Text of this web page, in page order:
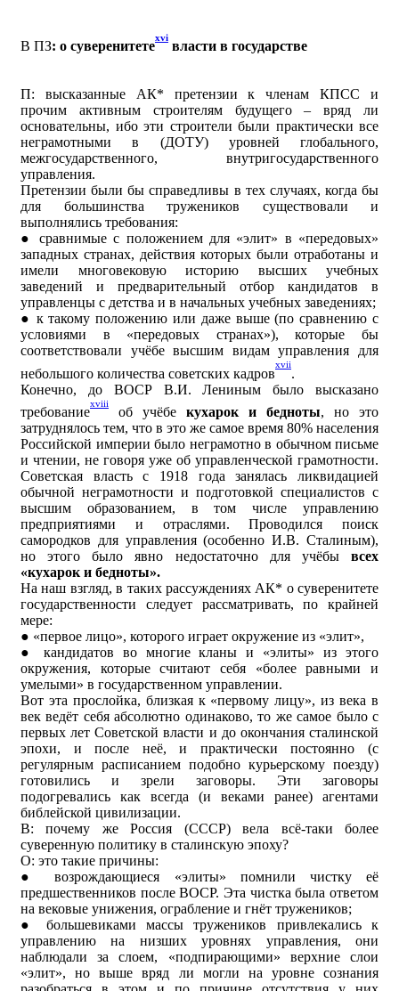
В ПЗ: о суверенитете
xvi
власти в государстве
П: высказанные АК* претензии к членам КПСС и
прочим активным строителям будущего – вряд ли
основательны, ибо эти строители были практически все
неграмотными в (ДОТУ) уровней глобального,
межгосударственного, внутригосударственного
управления.
Претензии были бы справедливы в тех случаях, когда бы
для большинства тружеников существовали и
выполнялись требования:
● сравнимые с положением для «элит» в «передовых»
западных странах, действия которых были отработаны и
имели многовековую историю высших учебных
заведений и предварительный отбор кандидатов в
управленцы с детства и в начальных учебных заведениях;
● к такому положению или даже выше (по сравнению с
условиями в «передовых странах»), которые бы
соответствовали учёбе высшим видам управления для
небольшого количества советских кадров
xvii
.
Конечно, до ВОСР В.И. Лениным было высказано
требование
xviii
об учёбе кухарок и бедноты, но это
затруднялось тем, что в это же самое время 80% населения
Российской империи было неграмотно в обычном письме
и чтении, не говоря уже об управленческой грамотности.
Советская власть с 1918 года занялась ликвидацией
обычной неграмотности и подготовкой специалистов с
высшим образованием, в том числе управлению
предприятиями и отраслями. Проводился поиск
самородков для управления (особенно И.В. Сталиным),
но этого было явно недостаточно для учёбы всех
«кухарок и бедноты».
На наш взгляд, в таких рассуждениях АК* о суверенитете
государственности следует рассматривать, по крайней
мере:
● «первое лицо», которого играет окружение из «элит»,
● кандидатов во многие кланы и «элиты» из этого
окружения, которые считают себя «более равными и
умелыми» в государственном управлении.
Вот эта прослойка, близкая к «первому лицу», из века в
век ведёт себя абсолютно одинаково, то же самое было с
первых лет Советской власти и до окончания сталинской
эпохи, и после неё, и практически постоянно (с
регулярным расписанием подобно курьерскому поезду)
готовились и зрели заговоры. Эти заговоры
подогревались как всегда (и веками ранее) агентами
библейской цивилизации.
В: почему же Россия (СССР) вела всё-таки более
суверенную политику в сталинскую эпоху?
О: это такие причины:
● возрождающиеся «элиты» помнили чистку её
предшественников после ВОСР. Эта чистка была ответом
на вековые унижения, ограбление и гнёт тружеников;
● большевиками массы тружеников привлекались к
управлению на низших уровнях управления, они
наблюдали за слоем, «подпирающими» верхние слои
«элит», но выше вряд ли могли на уровне сознания